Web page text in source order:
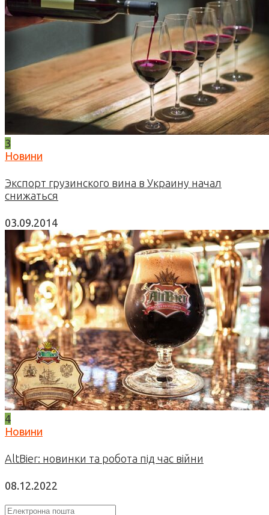
3
Новини
Экспорт грузинского вина в Украину начал
снижаться
03.09.2014
4
Новини
AltBier: новинки та робота під час війни
08.12.2022